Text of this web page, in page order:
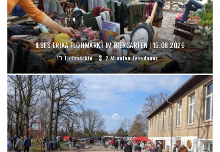
ILSES ERIKA FLOHMARKT IM BIERGARTEN | 15.08.2026
Flohmärkte 2 Minuten Lesedauer